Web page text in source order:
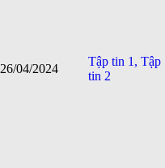
26/04/2024
Tập tin 1, Tập
tin 2